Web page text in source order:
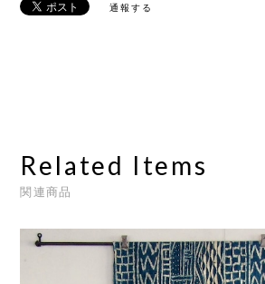
通報する
Related Items
関連商品